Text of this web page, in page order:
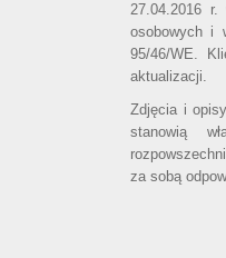
27.04.2016
osobowych i
95/46/WE.
aktualizacji.
Zdjęcia i
stanowią
za sobą